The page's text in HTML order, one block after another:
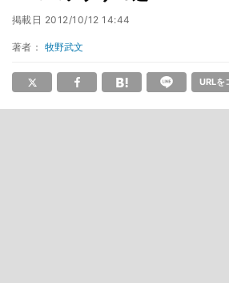
掲載日 2012/10/12 14:44
著者： 牧野武文
URLを